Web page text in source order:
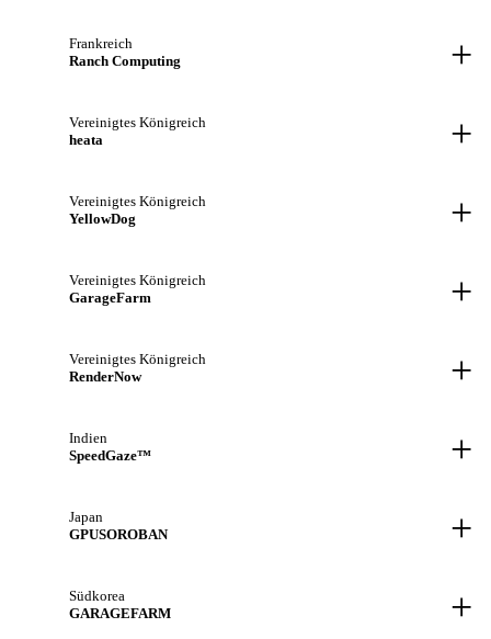
Frankreich
Ranch Computing
+
Vereinigtes Königreich
heata
+
Vereinigtes Königreich
YellowDog
+
Vereinigtes Königreich
GarageFarm
+
Vereinigtes Königreich
RenderNow
+
Indien
SpeedGaze™
+
Japan
GPUSOROBAN
+
Südkorea
GARAGEFARM
+